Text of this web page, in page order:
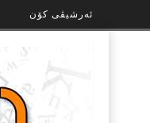
ئەرشیڤی کۆن